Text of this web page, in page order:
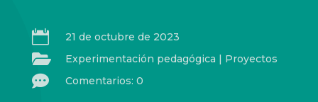
 21 de octubre de 2023
 Experimentación pedagógica | Proyectos
 Comentarios: 0